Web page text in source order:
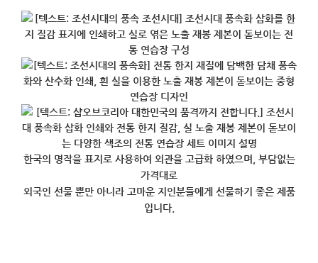
한국의 명작을 표지로 사용하여 외관을 고급화 하였으며, 부담없는
가격대로
외국인 선물 뿐만 아니라 고마운 지인분들에게 선물하기 좋은 제품
입니다.